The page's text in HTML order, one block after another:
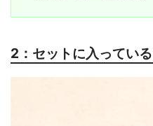
2：セットに入ってい